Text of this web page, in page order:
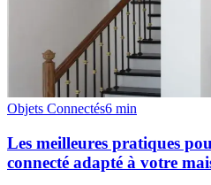
Objets Connectés6 min
Les meilleures pratiques
connecté adapté à votre